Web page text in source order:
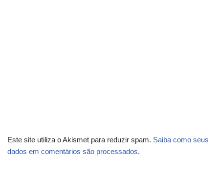
Este site utiliza o Akismet para reduzir spam. Saiba como seus
dados em comentários são processados.